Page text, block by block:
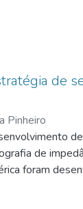
de
Pinheiro
de
foram
como em